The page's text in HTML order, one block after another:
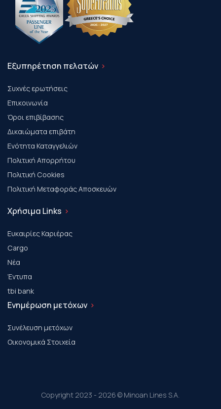
Εξυπηρέτηση πελατών
Συχνές ερωτήσεις
Επικοινωνία
Όροι επιβίβασης
Δικαιώματα επιβάτη
Ενότητα Καταγγελιών
Πολιτική Απορρήτου
Πολιτική Cookies
Πολιτική Μεταφοράς Αποσκευών
Χρήσιμα Links
Ευκαιρίες Καριέρας
Cargo
Νέα
Έντυπα
tbi bank
Ενημέρωση μετόχων
Συνέλευση μετόχων
Οικονομικά Στοιχεία
Copyright 2023 - 2026 © Minoan Lines S.A.